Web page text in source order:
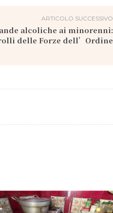
ARTICOLO SUCCESSIVO
alcoliche ai minorenni:
delle Forze dell’Ordine